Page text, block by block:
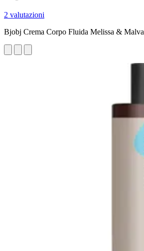
2 valutazioni
Bjobj Crema Corpo Fluida Melissa & Malva